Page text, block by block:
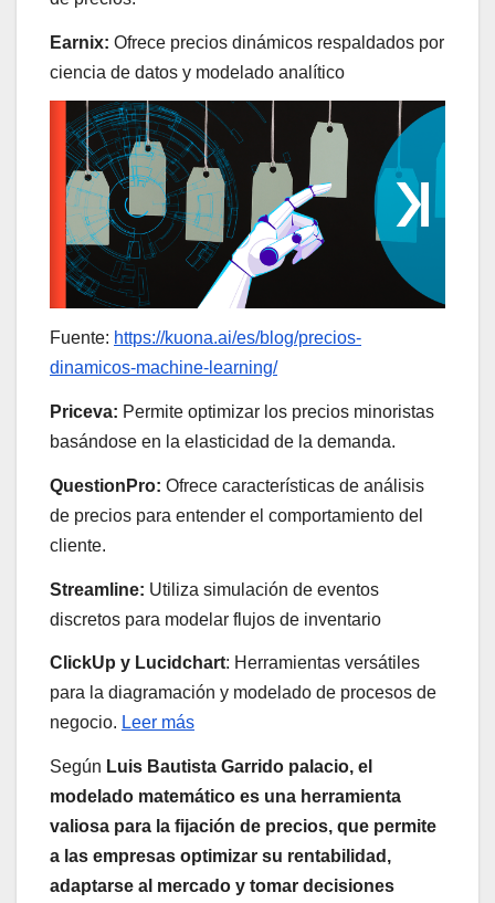
Earnix: Ofrece precios dinámicos respaldados por
ciencia de datos y modelado analítico
Fuente: https://kuona.ai/es/blog/precios-
dinamicos-machine-learning/
Priceva: Permite optimizar los precios minoristas
basándose en la elasticidad de la demanda.
QuestionPro: Ofrece características de análisis
de precios para entender el comportamiento del
cliente.
Streamline: Utiliza simulación de eventos
discretos para modelar flujos de inventario
ClickUp y Lucidchart: Herramientas versátiles
para la diagramación y modelado de procesos de
negocio. Leer más
Según Luis Bautista Garrido palacio, el
modelado matemático es una herramienta
valiosa para la fijación de precios, que permite
a las empresas optimizar su rentabilidad,
adaptarse al mercado y tomar decisiones